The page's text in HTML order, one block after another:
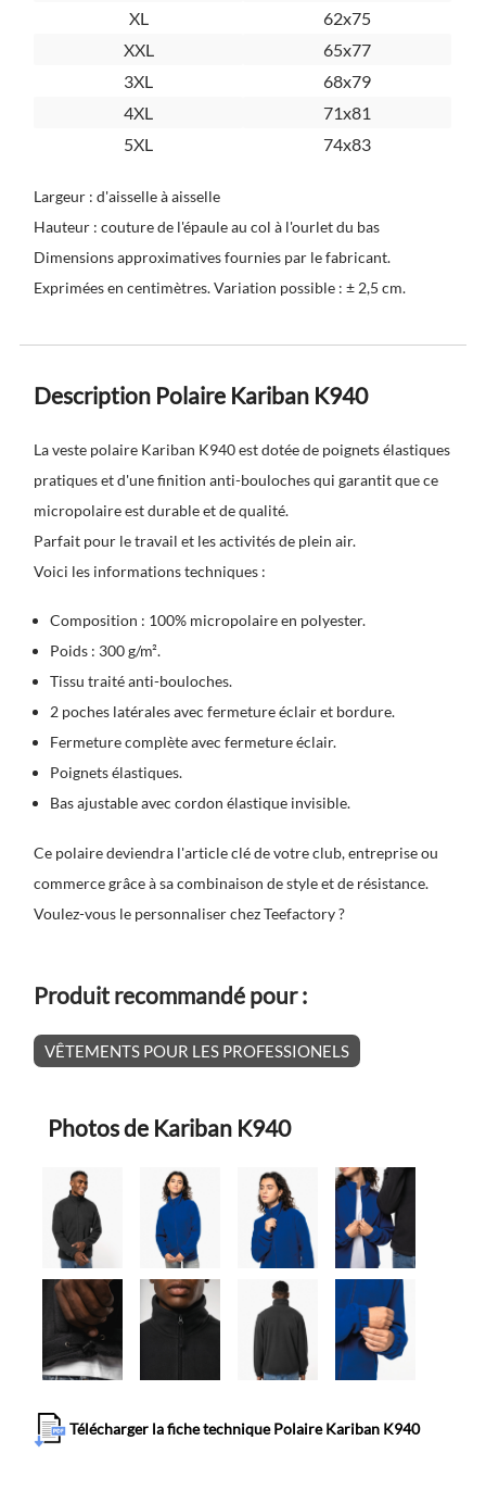
XL
62x75
XXL
65x77
3XL
68x79
4XL
71x81
5XL
74x83
Largeur : d'aisselle à aisselle
Hauteur : couture de l'épaule au col à l'ourlet du bas
Dimensions approximatives fournies par le fabricant.
Exprimées en centimètres. Variation possible : ± 2,5 cm.
Description Polaire Kariban K940
La veste polaire Kariban K940 est dotée de poignets élastiques
pratiques et d'une finition anti-bouloches qui garantit que ce
micropolaire est durable et de qualité.
Parfait pour le travail et les activités de plein air.
Voici les informations techniques :
Composition : 100% micropolaire en polyester.
Poids : 300 g/m².
Tissu traité anti-bouloches.
2 poches latérales avec fermeture éclair et bordure.
Fermeture complète avec fermeture éclair.
Poignets élastiques.
Bas ajustable avec cordon élastique invisible.
Ce polaire deviendra l'article clé de votre club, entreprise ou
commerce grâce à sa combinaison de style et de résistance.
Voulez-vous le personnaliser chez Teefactory ?
Produit recommandé pour :
VÊTEMENTS POUR LES PROFESSIONELS
Photos de Kariban K940
Télécharger la fiche technique Polaire Kariban K940